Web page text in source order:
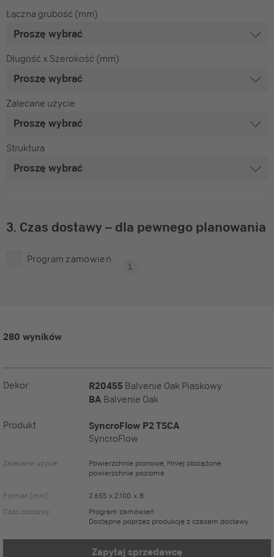
Łączna grubość (mm)
Długość x Szerokość (mm)
Zalecane użycie
Struktura
3. Czas dostawy – dla pewnego planowania
Program zamówień
280 wyników
Dekor R20455 Balvenie Oak Piaskowy
BA Balvenie Oak
Produkt SyncroFlow P2 TSCA
SyncroFlow
Zalecane użycie
Powierzchnie pionowe, Mniej obciążone
powierzchnie poziome
Format (mm)
2.655 x 2.100 x 8
Czas dostawy
Program zamówień
Dostępne poprzez produkcję z czasem dostawy
Zapytaj sprzedawcę